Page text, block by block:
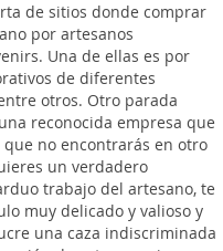
de sitios donde comprar
por artesanos
Una de ellas es por
de diferentes
otros. Otro parada
reconocida empresa que
no encontrarás en otro
un verdadero
trabajo del artesano, te
muy delicado y valioso y
una caza indiscriminada